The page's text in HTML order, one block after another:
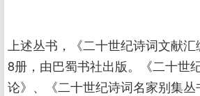
上述丛书，《二十世纪诗词文献
8册，由巴蜀书社出版。《二十世
论》、《二十世纪诗词名家别集